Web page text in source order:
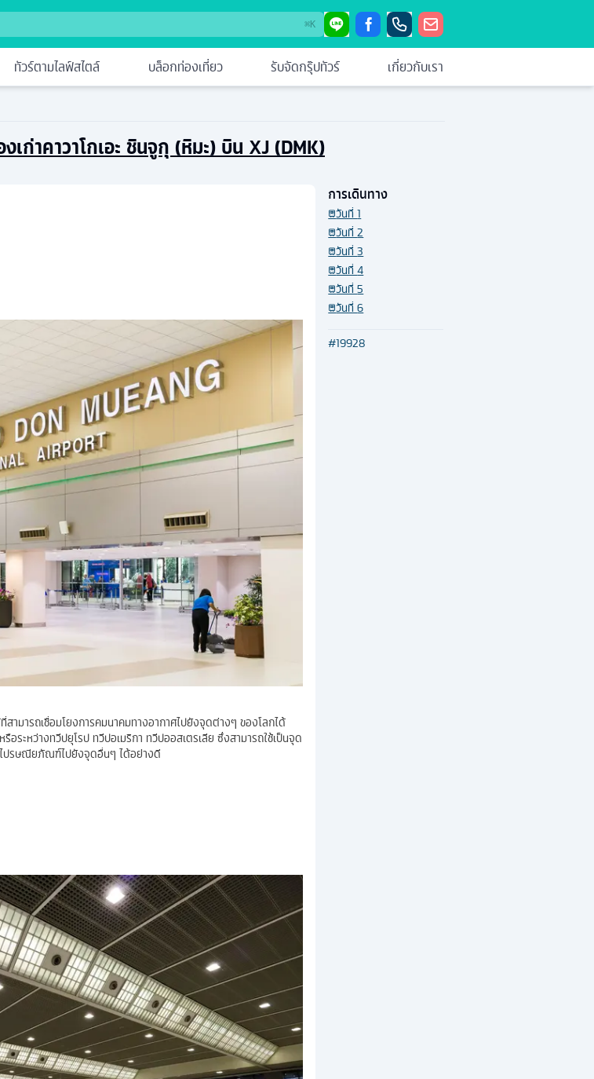
⌘K
ทัวร์ตามไลฟ์สไตล์ บล็อกท่องเที่ยว รับจัดกรุ๊ปทัวร์ เกี่ยวกับเรา
ก่าคาวาโกเอะ ชินจูกุ (หิมะ) บิน XJ (DMK)
ามารถเชื่อมโยงการคมนาคมทางอากาศไปยังจุดต่างๆ ของโลกได้
อระหว่างทวีปยุโรป ทวีปอเมริกา ทวีปออสเตรเลีย ซึ่งสามารถใช้เป็นจุด
ไปรษณียภัณฑ์ไปยังจุดอื่นๆ ได้อย่างดี
การเดินทาง
วันที่1
วันที่2
วันที่3
วันที่4
วันที่5
วันที่6
#19928